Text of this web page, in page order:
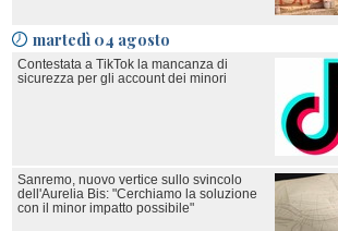
martedì 04 agosto
Contestata a TikTok la mancanza di
sicurezza per gli account dei minori
Sanremo, nuovo vertice sullo svincolo
dell'Aurelia Bis: "Cerchiamo la soluzione
con il minor impatto possibile"